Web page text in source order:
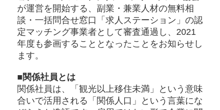
が運営を開始する、副業・兼業人材の無料相
談・一括問合せ窓口「求人ステーション」の認
定マッチング事業者として審査通過し、2021
年度も参画することとなったことをお知らせし
ます。
■関係社員とは
関係社員は、「観光以上移住未満」という意味
合いで活用される「関係人口」という言葉にな